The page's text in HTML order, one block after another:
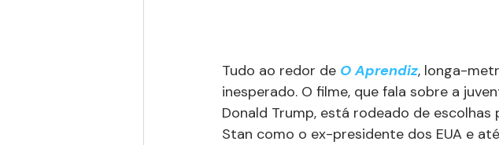
Tudo ao redor de O Aprendiz, longa-
inesperado. O filme, que fala sobre a
Donald Trump, está rodeado de
Stan como o ex-presidente dos EUA e